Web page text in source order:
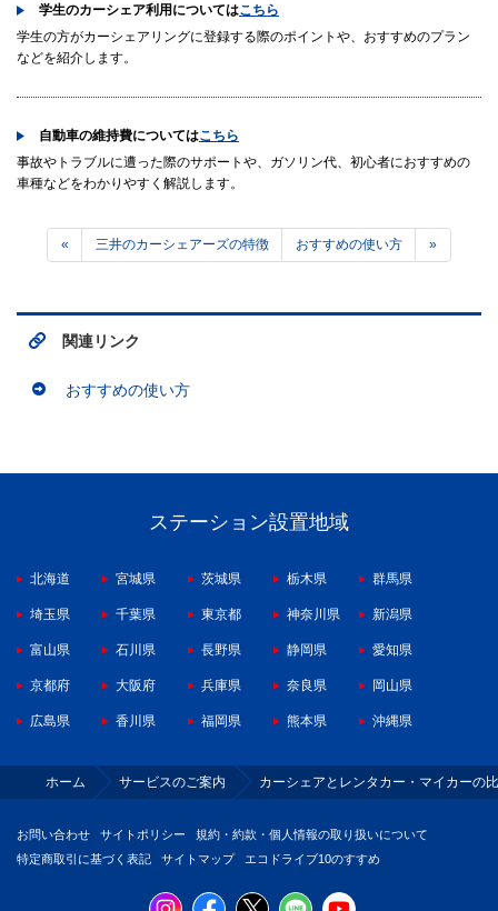
学生のカーシェア利用についてはこちら
学生の方がカーシェアリングに登録する際のポイントや、おすすめのプラン
などを紹介します。
自動車の維持費についてはこちら
事故やトラブルに遭った際のサポートや、ガソリン代、初心者におすすめの
車種などをわかりやすく解説します。
« 三井のカーシェアーズの特徴 おすすめの使い方 »
関連リンク
おすすめの使い方
ステーション設置地域
北海道 宮城県 茨城県 栃木県 群馬県
埼玉県 千葉県 東京都 神奈川県 新潟県
富山県 石川県 長野県 静岡県 愛知県
京都府 大阪府 兵庫県 奈良県 岡山県
広島県 香川県 福岡県 熊本県 沖縄県
ホーム サービスのご案内 カーシェアとレンタカー・マイカーの
お問い合わせ サイトポリシー
規約・約款・個人情報の取り扱いについて
特定商取引に基づく表記
サイトマップ エコドライブ10のすすめ